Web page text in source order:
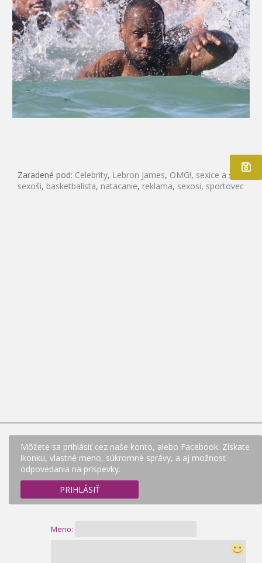
Zaradené pod: Celebrity, Lebron James, OMG!, sexice a sexoši
sexoši, basketbalista, natacanie, reklama, sexosi, sportovec
Môžete sa prihlásiť cez naše konto, alebo Facebook. Získate
ikonku, vlastné meno, súkromné správy, a aj možnosť
odpovedania na príspevky.
PRIHLÁSIŤ
Meno: